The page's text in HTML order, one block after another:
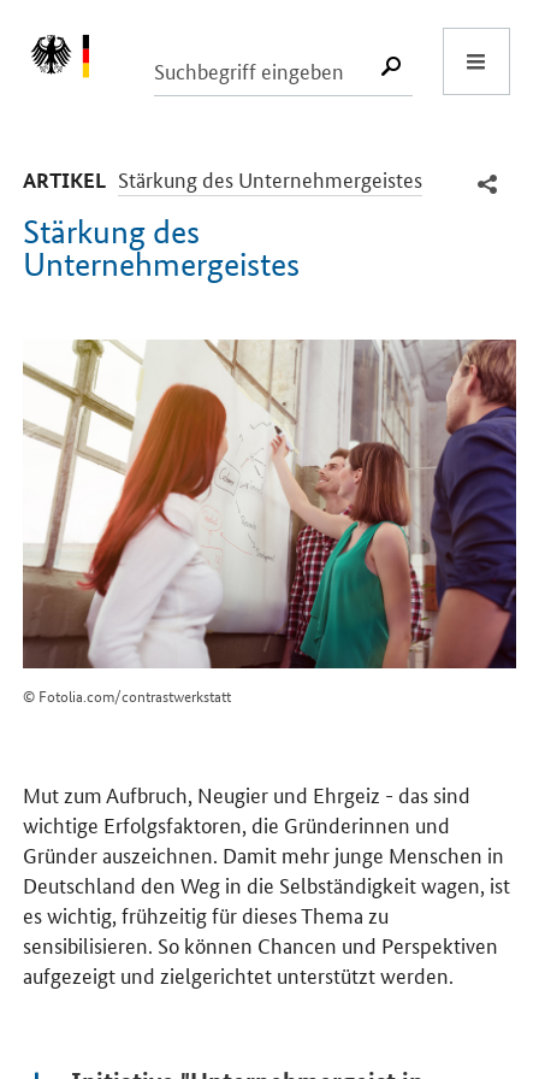
SUCHE
ARTIKEL -
Stärkung des Unternehmergeistes
Stärkung des
Unternehmergeistes
© Fotolia.com/contrastwerkstatt
Mut zum Aufbruch, Neugier und Ehrgeiz - das sind
wichtige Erfolgsfaktoren, die Gründerinnen und
Gründer auszeichnen. Damit mehr junge Menschen in
Deutschland den Weg in die Selbständigkeit wagen, ist
es wichtig, frühzeitig für dieses Thema zu
sensibilisieren. So können Chancen und Perspektiven
aufgezeigt und zielgerichtet unterstützt werden.